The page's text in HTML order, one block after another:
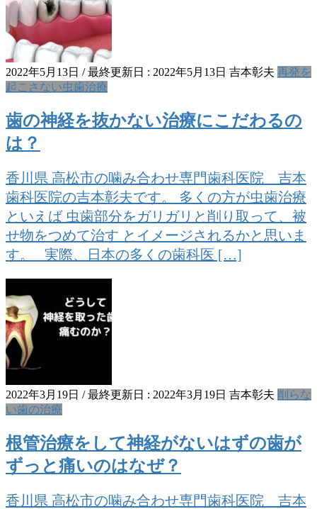
2022年5月13日 / 最終更新日 : 2022年5月13日 吉本彰夫 再発を
起こさない虫歯治療
歯の神経を抜かない治療にこだわるの
は？
香川県 高松市の噛み合わせ専門歯科医院 吉本
歯科医院の吉本彰夫です。 多くの方が虫歯治療
といえば 虫歯部分をガリガリと削り取って、被
せ物をつめて治す とイメージされるかと思いま
す。 実際、日本の多くの歯科医 […]
2022年3月19日 / 最終更新日 : 2022年3月19日 吉本彰夫 削らな
い歯の治療
根管治療をして神経がないはずの歯が
ずっと痛いのはなぜ？
香川県 高松市の噛み合わせ専門歯科医院 吉本